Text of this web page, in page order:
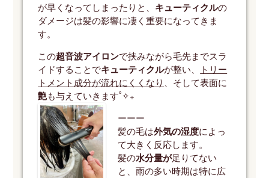
が早くなってしまったりと、 キューティクルの
ダメージは髪の影響に凄く重要になってきま
す。
この超音波アイロンで挟みながら毛先までスラ
イドすることでキューティクルが整い、
トリー
トメント成分が流れにくくなり
、そして表面に
艶も与えていきます˚✧₊
ーーー
髪の毛は外気の湿度によっ
て大きく反応します。
髪の水分量が足りてない
と、雨の多い時期は特に広